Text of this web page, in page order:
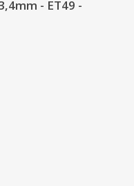
- ET49 -